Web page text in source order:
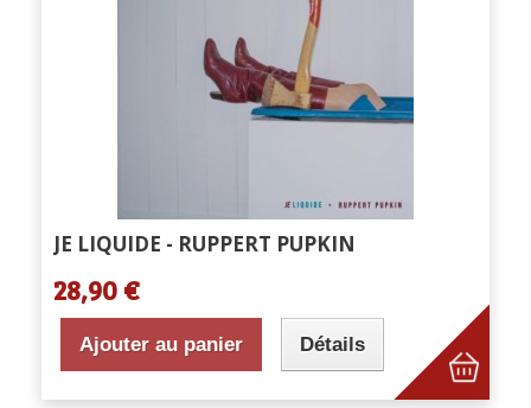
JE LIQUIDE - RUPPERT PUPKIN
28,90 €
Ajouter au panier Détails